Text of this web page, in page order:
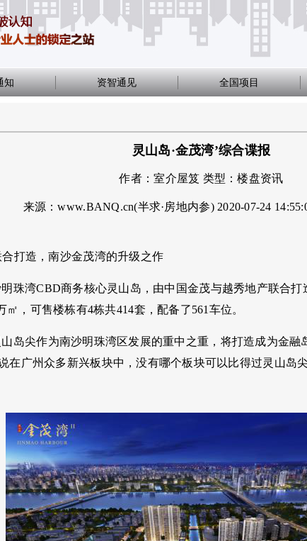
知 资智通见 全国项目
灵山岛·金茂湾’综合谍报
作者：室介屋笈 类型：楼盘资讯
来源：www.BANQ.cn(半求·房地内参) 2020-07-24
打造，南沙金茂湾的升级之作
明珠湾CBD商务核心灵山岛，由中国金茂与越秀地产联合
㎡，可售楼栋有4栋共414套，配备了561 车位。
山岛尖作为南沙明珠湾区发展的重中之重，将打造成为金
在广州众多新兴板块中，没有哪个板块可以比得过灵山岛